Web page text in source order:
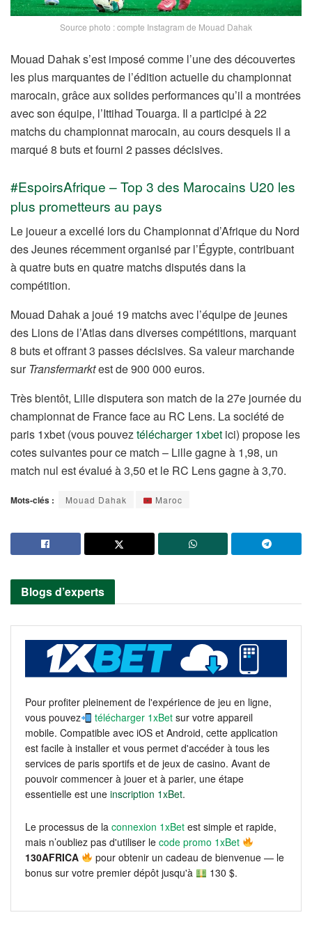
Source photo : compte Instagram de Mouad Dahak
Mouad Dahak s’est imposé comme l’une des découvertes
les plus marquantes de l’édition actuelle du championnat
marocain, grâce aux solides performances qu’il a montrées
avec son équipe, l’Ittihad Touarga. Il a participé à 22
matchs du championnat marocain, au cours desquels il a
marqué 8 buts et fourni 2 passes décisives.
#EspoirsAfrique – Top 3 des Marocains U20 les
plus prometteurs au pays
Le joueur a excellé lors du Championnat d’Afrique du Nord
des Jeunes récemment organisé par l’Égypte, contribuant
à quatre buts en quatre matchs disputés dans la
compétition.
Mouad Dahak a joué 19 matchs avec l’équipe de jeunes
des Lions de l’Atlas dans diverses compétitions, marquant
8 buts et offrant 3 passes décisives. Sa valeur marchande
sur Transfermarktest de 900 000 euros.
Très bientôt, Lille disputera son match de la 27e journée du
championnat de France face au RC Lens. La société de
paris 1xbet (vous pouveztélécharger 1xbet ici) propose les
cotes suivantes pour ce match – Lille gagne à 1,98, un
match nul est évalué à 3,50 et le RC Lens gagne à 3,70.
Mots-clés : Mouad Dahak Maroc
Blogs d’experts
Pour profiter pleinement de l'expérience de jeu en ligne,
vous pouvez
télécharger 1xBet sur votre appareil
mobile. Compatible avec iOS et Android, cette application
est facile à installer et vous permet d'accéder à tous les
services de paris sportifs et de jeux de casino. Avant de
pouvoir commencer à jouer et à parier, une étape
essentielle est une inscription 1xBet.
Le processus de la connexion 1xBet est simple et rapide,
mais n’oubliez pas d'utiliser le code promo 1xBet
130AFRICA
pour obtenir un cadeau de bienvenue — le
bonus sur votre premier dépôt jusqu'à
130 $.